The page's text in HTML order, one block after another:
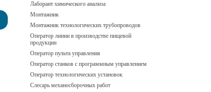
Лаборант химического анализа
Монтажник
Монтажник технологических трубопроводов
Оператор линии в производстве пищевой
продукции
Оператор пульта управления
Оператор станков с программным управлением
Оператор технологических установок
Слесарь механосборочных работ